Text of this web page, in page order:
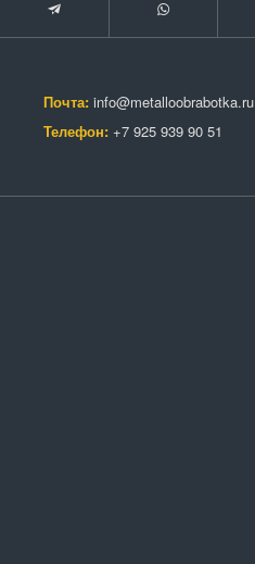
Почта: info@metalloobrabotka.ru
Телефон: +7 925 939 90 51